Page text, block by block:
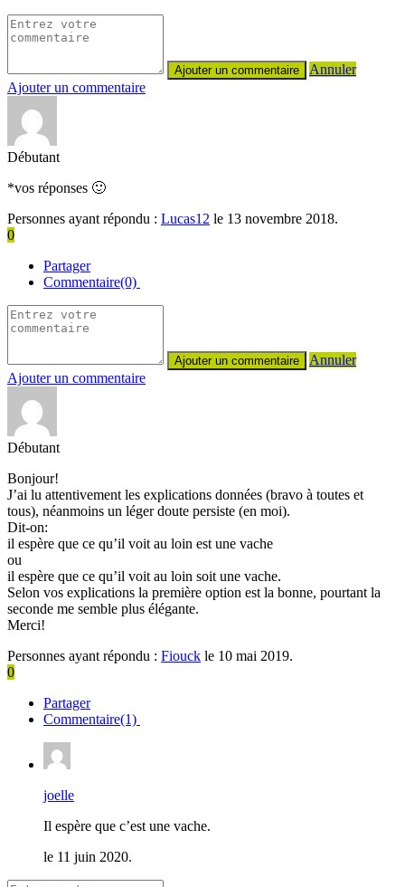
Annuler
Ajouter un commentaire
Débutant
*vos réponses 🙂
Personnes ayant répondu : Lucas12 le 13 novembre 2018.
0
Partager
Commentaire(0)
Annuler
Ajouter un commentaire
Débutant
Bonjour!
J’ai lu attentivement les explications données (bravo à toutes et
tous), néanmoins un léger doute persiste (en moi).
Dit-on:
il espère que ce qu’il voit au loin est une vache
ou
il espère que ce qu’il voit au loin soit une vache.
Selon vos explications la première option est la bonne, pourtant la
seconde me semble plus élégante.
Merci!
Personnes ayant répondu : Fiouck le 10 mai 2019.
0
Partager
Commentaire(1)
joelle
Il espère que c’est une vache.
le 11 juin 2020.